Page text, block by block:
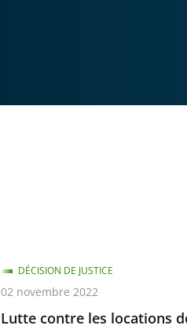
Lutte contre les locations
DÉCISION DE JUSTICE
02 novembre 2022